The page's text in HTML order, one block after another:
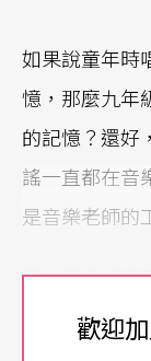
如果說童年時
憶，那麼九年
的記憶？還好
謠一直都在音
是音樂老師的
有一對小姊妹
的一個大挑
歡迎